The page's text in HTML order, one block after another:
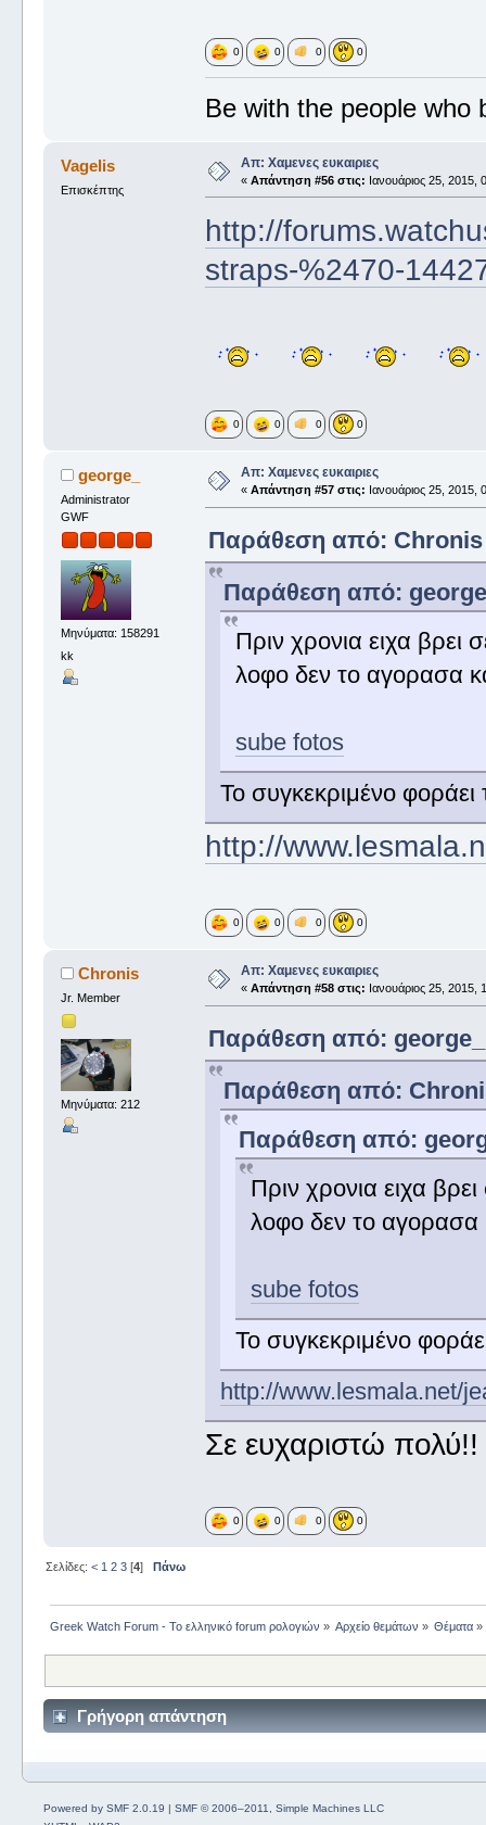
0 0 0 0
Be with the people who
Vagelis
Επισκέπτης
Απ: Χαμενες ευκαιριες
« Απάντηση #56 στις: Ιανουάριος 25, 2015,
http://
straps-%2470-
0 0 0 0
george_
Administrator
GWF
Μηνύματα: 158291
kk
Απ: Χαμενες ευκαιριες
« Απάντηση #57 στις: Ιανουάριος 25, 2015,
Παράθεση από: Chronis
Παράθεση από:
Πριν χρονια ειχα βρει
λοφο δεν το αγορασα
sube fotos
Το συγκεκριμένο
http://
0 0 0 0
Chronis
Jr. Member
Μηνύματα: 212
Απ: Χαμενες ευκαιριες
« Απάντηση #58 στις: Ιανουάριος 25, 2015,
Παράθεση από: george_
Παράθεση από:
Παράθεση από:
Πριν χρονια ειχα
λοφο δεν το αγορασα
sube fotos
Το συγκεκριμένο
http://www.lesmala.net/
Σε ευχαριστώ πολύ!!
0 0 0 0
Σελίδες: < 1 2 3[4] Πάνω
Greek Watch Forum - Το ελληνικό forum ρολογιών » Αρχείο θεμάτων » Θέματα »
Γρήγορη απάντηση
Powered by SMF 2.0.19
SMF © 2006–2011, Simple Machines LLC